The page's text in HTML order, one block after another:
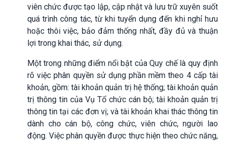
viên chức được tạo lập, cập nhật và lưu trữ xuyên suốt
quá trình công tác, từ khi tuyển dụng đến khi nghỉ hưu
hoặc thôi việc, bảo đảm thống nhất, đầy đủ và thuận
lợi trong khai thác, sử dụng.
Một trong những điểm nổi bật của Quy chế là quy định
rõ việc phân quyền sử dụng phần mềm theo 4 cấp tài
khoản, gồm: tài khoản quản trị hệ thống; tài khoản quản
trị thông tin của Vụ Tổ chức cán bộ; tài khoản quản trị
thông tin tại các đơn vị; và tài khoản khai thác thông tin
dành cho cán bộ, công chức, viên chức, người lao
động. Việc phân quyền được thực hiện theo chức năng,